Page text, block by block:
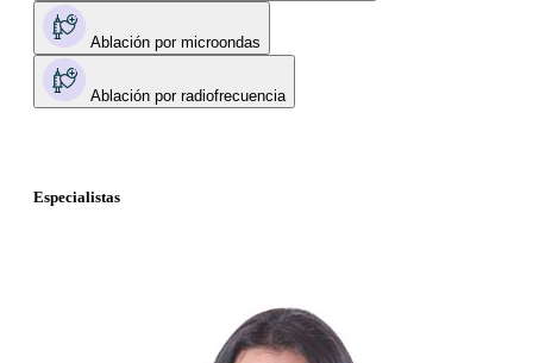
Ablación por microondas
Ablación por radiofrecuencia
Especialistas